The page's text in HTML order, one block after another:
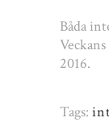
Båda
2016.
Tags: